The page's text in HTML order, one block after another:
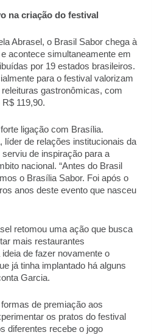
na criação do festival
Abrasel, o Brasil Sabor chega à
acontece simultaneamente em
por 19 estados brasileiros.
para o festival valorizam
gastronômicas, com
119,90.
ligação com Brasília.
líder de relações institucionais da
de inspiração para a
nacional. “Antes do Brasil
o Brasília Sabor. Foi após o
anos deste evento que nasceu
retomou uma ação que busca
mais restaurantes
de fazer novamente o
já tinha implantado há alguns
Garcia.
de premiação aos
os pratos do festival
diferentes recebe o jogo